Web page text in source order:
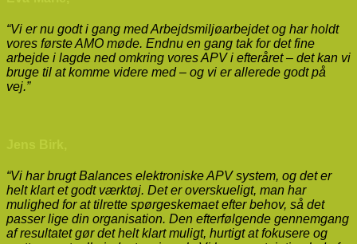
“Vi er nu godt i gang med Arbejdsmiljøarbejdet og har holdt
vores første AMO møde. Endnu en gang tak for det fine
arbejde i lagde ned omkring vores APV i efteråret – det kan vi
bruge til at komme videre med – og vi er allerede godt på
vej.”
“Vi har brugt Balances elektroniske APV system, og det er
helt klart et godt værktøj. Det er overskueligt, man har
mulighed for at tilrette spørgeskemaet efter behov, så det
passer lige din organisation. Den efterfølgende gennemgang
af resultatet gør det helt klart muligt, hurtigt at fokusere og